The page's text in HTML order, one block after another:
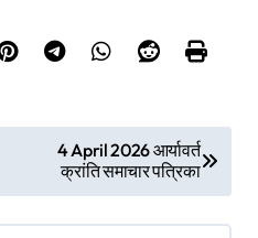
4 April 2026 आर्यावर्त
क्रांति समाचार पत्रिका